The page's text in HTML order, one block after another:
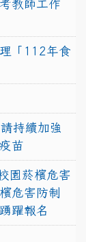
教師工作
「112年食
持續加強
苗
園菸檳危害
危害防制
躍報名